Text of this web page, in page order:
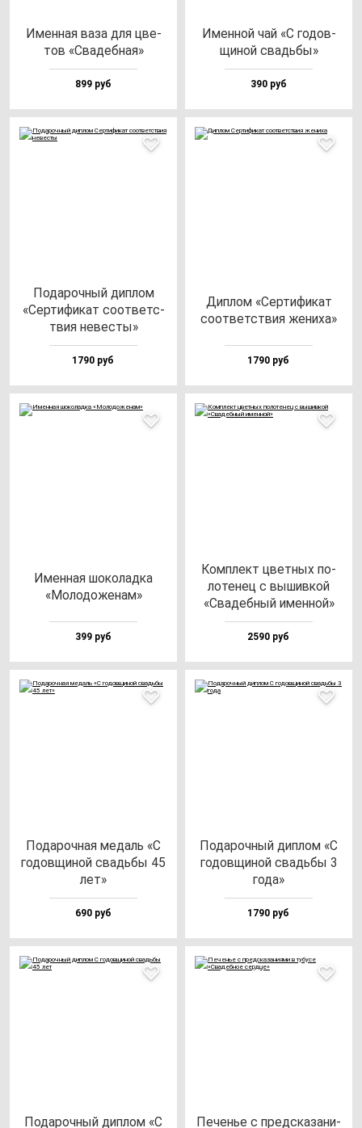
Имен­ная ва­за для цве­
тов «Сва­деб­ная»
899 руб
Имен­ной чай «С го­дов­
щи­ной свадь­бы»
390 руб
Пода­роч­ный дип­лом
«Сер­ти­фи­кат со­от­ветс­
твия не­вес­ты»
1790 руб
Дип­лом «Сер­ти­фи­кат
со­от­ветс­твия же­ни­ха»
1790 руб
Имен­ная шо­ко­лад­ка
«Моло­до­же­нам»
399 руб
Ком­плект цвет­ных по­
ло­те­нец с вы­шив­кой
«Сва­деб­ный имен­ной»
2590 руб
Пода­роч­ная ме­даль «С
го­дов­щи­ной свадь­бы 45
лет»
690 руб
Пода­роч­ный дип­лом «С
го­дов­щи­ной свадь­бы 3
го­да»
1790 руб
Пода­роч­ный дип­лом «С Печенье с пред­ска­за­ни­